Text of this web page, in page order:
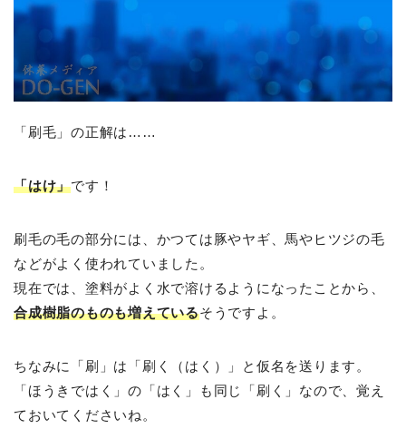
「刷毛」の正解は……
「はけ」です！
刷毛の毛の部分には、かつては豚やヤギ、馬やヒツジの毛
などがよく使われていました。
現在では、塗料がよく水で溶けるようになったことから、
合成樹脂のものも増えているそうですよ。
ちなみに「刷」は「刷く（はく）」と仮名を送ります。
「ほうきではく」の「はく」も同じ「刷く」なので、覚え
ておいてくださいね。